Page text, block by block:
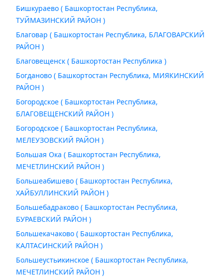
Бишкураево ( Башкортостан Республика,
ТУЙМАЗИНСКИЙ РАЙОН )
Благовар ( Башкортостан Республика, БЛАГОВАРСКИЙ
РАЙОН )
Благовещенск ( Башкортостан Республика )
Богданово ( Башкортостан Республика, МИЯКИНСКИЙ
РАЙОН )
Богородское ( Башкортостан Республика,
БЛАГОВЕЩЕНСКИЙ РАЙОН )
Богородское ( Башкортостан Республика,
МЕЛЕУЗОВСКИЙ РАЙОН )
Большая Ока ( Башкортостан Республика,
МЕЧЕТЛИНСКИЙ РАЙОН )
Большеабишево ( Башкортостан Республика,
ХАЙБУЛЛИНСКИЙ РАЙОН )
Большебадраково ( Башкортостан Республика,
БУРАЕВСКИЙ РАЙОН )
Большекачаково ( Башкортостан Республика,
КАЛТАСИНСКИЙ РАЙОН )
Большеустьикинское ( Башкортостан Республика,
МЕЧЕТЛИНСКИЙ РАЙОН )